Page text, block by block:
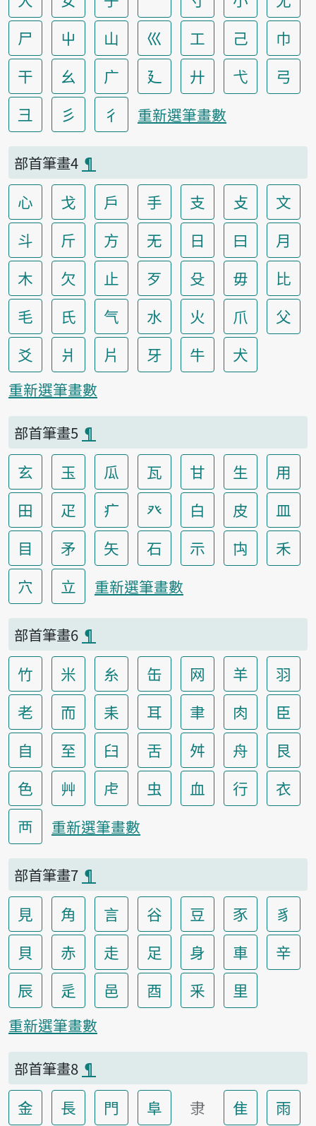
尸
屮 山 巛 工 己
巾
干
幺 广 廴 廾 弋
弓
彐
彡 彳 重新選筆畫數
部首筆畫4 ¶
心 戈 戶 手 支 攴
文
斗
斤 方 无 日 曰
月
木
欠 止 歹 殳 毋
比
毛
氏 气 水 火 爪
父
爻
爿 片 牙 牛 犬
重新選筆畫數
部首筆畫5 ¶
玄 玉 瓜 瓦 甘 生
用
田
疋 疒 癶 白 皮
皿
目
矛 矢 石 示 禸
禾
穴
立 重新選筆畫數
部首筆畫6 ¶
竹 米 糸 缶 网 羊
羽
老
而 耒 耳 聿 肉
臣
自
至 臼 舌 舛 舟
艮
色
艸 虍 虫 血 行
衣
襾
重新選筆畫數
部首筆畫7 ¶
見 角 言 谷 豆 豕
豸
貝
赤 走 足 身 車
辛
辰
辵 邑 酉 釆 里
重新選筆畫數
部首筆畫8 ¶
金 長 門 阜 隶 隹
雨